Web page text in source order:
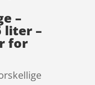
–
liter –
for